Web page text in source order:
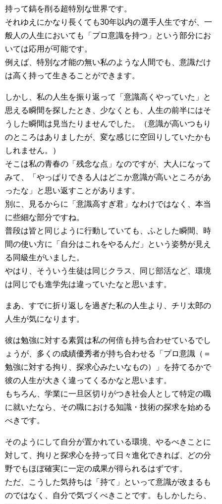
持って鎬を削る超特別な世界です。
それゆえにかなり長くても30年以内の選手人生ですが、一
般人の人生においても「プロ意識を持つ」という部分にお
いては応用が可能です。
例えば、特別な才能の無い私のような人間でも、意識だけ
は高く持って生きることができます。
しかし、私の人生を振り返って「意識高くやっていた」と
思える瞬間を探したとき、少なくとも、人生の前半にはそ
うした瞬間は見当たりませんでした。（意識が高いつもり
のところはありましたが、変な感じに空回りしていたかも
しれません。）
そこは私の青春の「残念な点」なのですが、大人になって
みて、「やっぱりできる人はどこか意識が高いところがあ
ったな」と思い返すことがあります。
別に、見るからに「意識高すぎ君」なわけではなく、本当
に些細な部分ですね。
普段は皆と同じように行動していても、ふとした瞬間、時
間の使い方に「自分はこれをやるんだ」という姿勢が見え
る同級生がいました。
やはり、そういう生徒は同じクラス、同じ部活など、環境
は同じでも進学先は違っていたなと思います。
まあ、すでに折り返しを過ぎた私の人生より、チリ太郎の
人生が気になります。
彼は勉強に対する素質は私の何倍も持ち合わせているでし
ょうが、多くの成績優秀者が持ち合わせる「プロ意識（＝
勉強に対する拘り、探求心みたいなもの）」を持てるかで
彼の人生が大きく違ってくるかなと思います。
もちろん、学業に一旦区切りがつき社会人として特定の職
に就いたなら、その職における知識・技術の探求を始める
べきです。
そのようにして自分が置かれている環境、やるべきことに
対して、拘りと探求心を持って日々進化できれば、どの分
野でもほぼ確実に一定の成果が得られるはずです。
ただ、こうした気持ちは「持て」といって意識が改まるも
のではなく、自分で気づくべきことです。もしかしたら、